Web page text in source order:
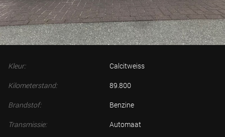
Kleur: Calcitweiss
Kilometerstand: 89.800
Brandstof: Benzine
Transmissie: Automaat